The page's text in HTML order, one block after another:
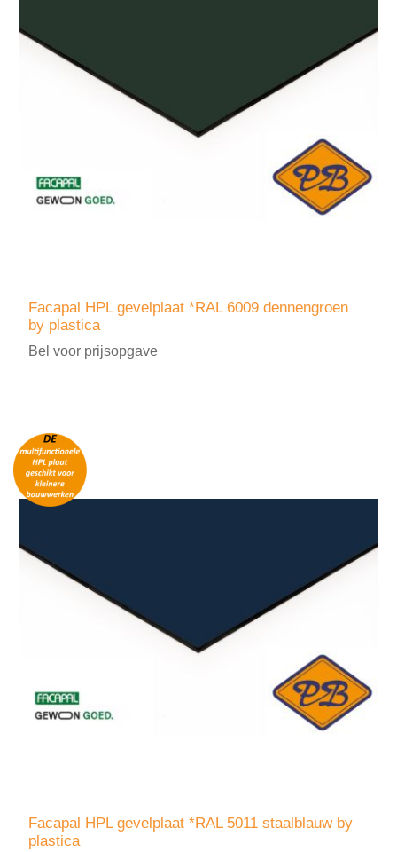
Facapal HPL gevelplaat *RAL 6009 dennengroen
by plastica
Bel voor prijsopgave
Facapal HPL gevelplaat *RAL 5011 staalblauw by
plastica